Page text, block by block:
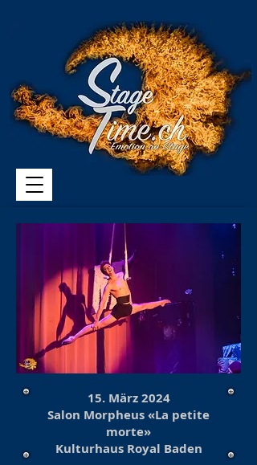
15. März 2024
Salon Morpheus «La petite
morte»
Kulturhaus Royal Baden